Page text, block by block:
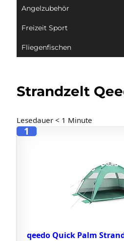
Angelzubehör
Freizeit Sport
Fliegenfischen
Strandzelt
Lesedauer < 1 Minute
1
qeedo Quick Palm